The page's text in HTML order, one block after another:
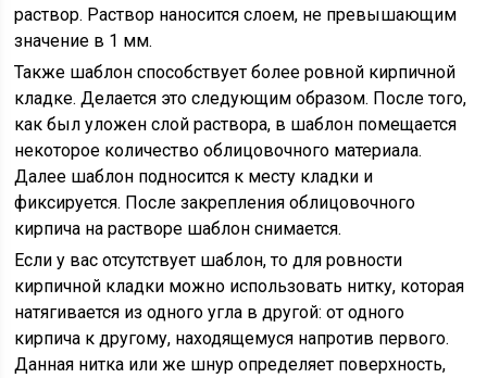
раствор. Раствор наносится слоем, не превышающим
значение в 1 мм.
Также шаблон способствует более ровной кирпичной
кладке. Делается это следующим образом. После того,
как был уложен слой раствора, в шаблон помещается
некоторое количество облицовочного материала.
Далее шаблон подносится к месту кладки и
фиксируется. После закрепления облицовочного
кирпича на растворе шаблон снимается.
Если у вас отсутствует шаблон, то для ровности
кирпичной кладки можно использовать нитку, которая
натягивается из одного угла в другой: от одного
кирпича к другому, находящемуся напротив первого.
Данная нитка или же шнур определяет поверхность,